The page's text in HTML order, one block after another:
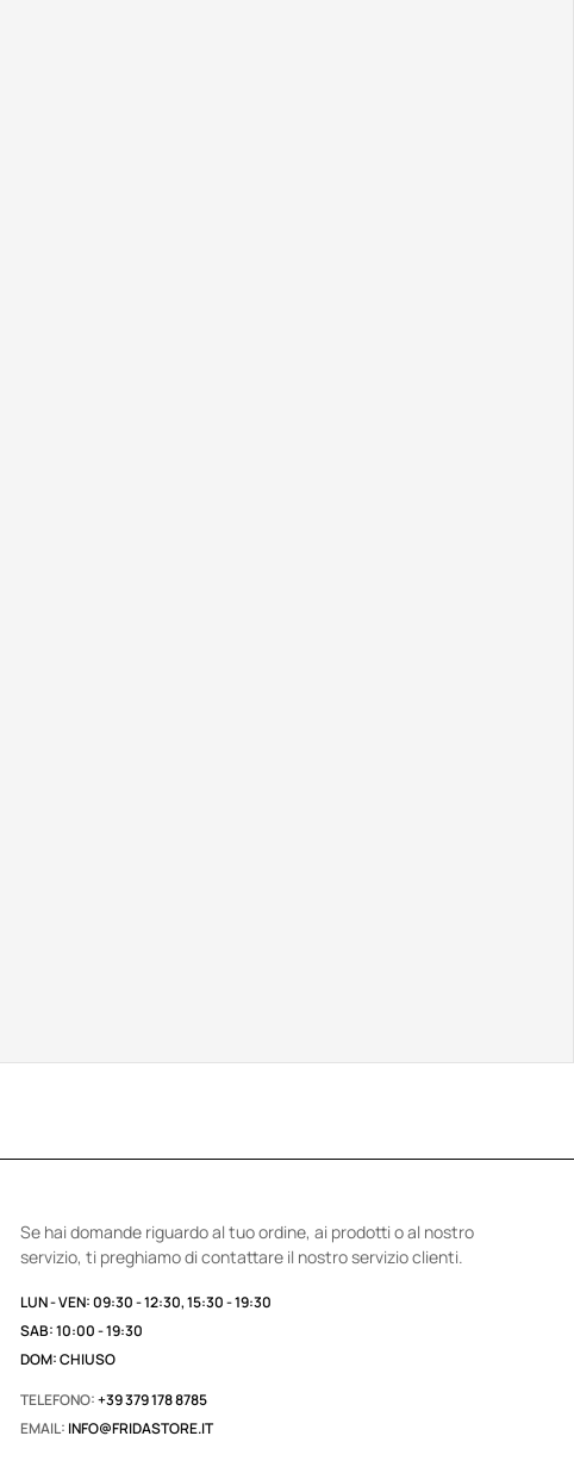
Se hai domande riguardo al tuo ordine, ai prodotti o al nostro
servizio, ti preghiamo di contattare il nostro servizio clienti.
LUN - VEN: 09:30 - 12:30, 15:30 - 19:30
SAB: 10:00 - 19:30
DOM: CHIUSO
TELEFONO:+39 379 178 8785
EMAIL: INFO@FRIDASTORE.IT